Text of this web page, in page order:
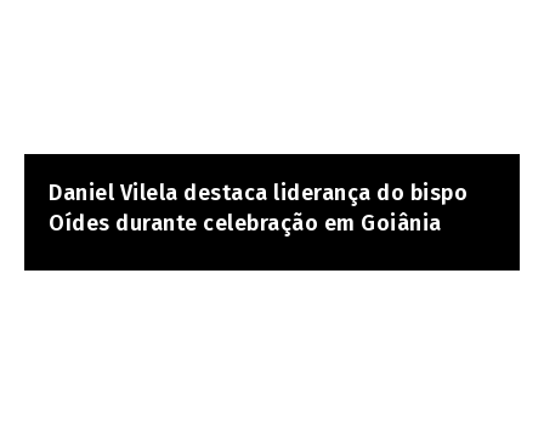
Daniel Vilela destaca liderança do bispo
Oídes durante celebração em Goiânia